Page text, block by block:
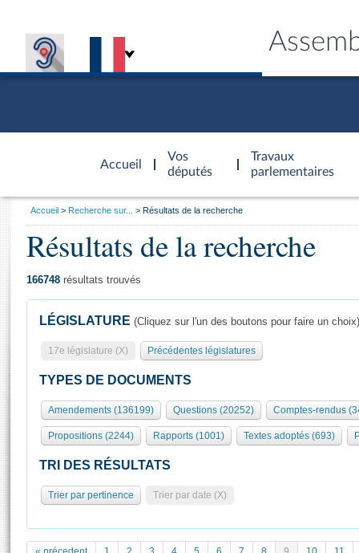
Accueil
d'accueil
Vos
députés
Travaux
parlementaires
Présidence
577 députés
Groupes politiques
Séance publique
Commissions et autres organes
Europe et International
Pétitions
Général
Rôle et pouvoirs de l'Assemblée
Organisation de l'Assemblée
Présidence Conférence des Présidents Bureau Collège des
Statistiques et chiffres clés
Documents de référence
Visiter l'Assemblée
Visite virtuelle du palais Bourbon
Assister à une séance
Vous
Accueil Recherche sur... Résultats de la recherche
Résultats de la recherche
166748 résultats trouvés
LÉGISLATURE (Cliquez sur l'un des boutons pour faire un choix)
17e législature (X) Précédentes législatures
TYPES DE DOCUMENTS
Amendements (136199) Questions (20252) Comptes-rendus
Propositions (2244) Rapports (1001) Textes adoptés (693)
TRI DES RÉSULTATS
Trier par pertinence Trier par date (X)